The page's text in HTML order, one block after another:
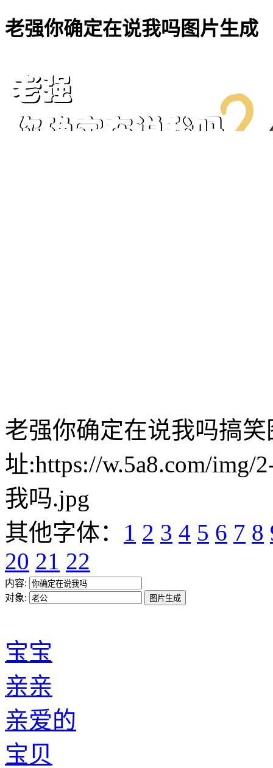
老强你确定在说我吗图片生成
老强你确定在说我吗搞笑
址:https://w.5a8.com/img/
我吗.jpg
其他字体： 1 2 3 4 5 6 7 8
20 21 22
内容:
对象:
宝宝
亲亲
亲爱的
宝贝